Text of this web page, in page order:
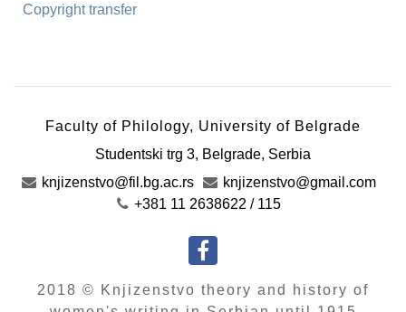
Copyright transfer
Faculty of Philology, University of Belgrade
Studentski trg 3, Belgrade, Serbia
knjizenstvo@fil.bg.ac.rs
knjizenstvo@gmail.com
+381 11 2638622 / 115
2018 © Knjizenstvo theory and history of